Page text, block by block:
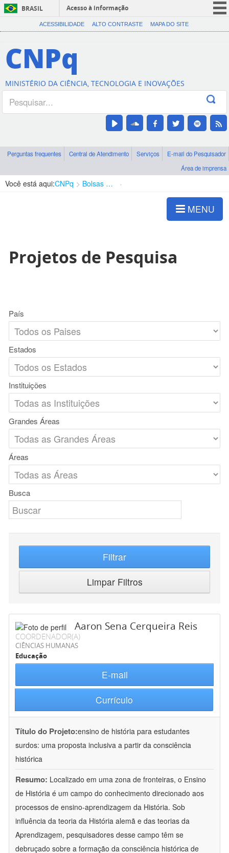
BRASIL
Acesso à informação
CORONAVÍRUS (COVID-19)
Canais
ACESSIBILIDADE ALTO CONTRASTE MAPA DO SITE
CNPq
MINISTÉRIO DA CIÊNCIA, TECNOLOGIA E INOVAÇÕES
Perguntas frequentes Central de Atendimento Serviços
E-mail do Pesquisador
Área de imprensa
Você está aqui:CNPq Bolsas e Auxílios Vigentes
MENU
Projetos de Pesquisa
País
Estados
Instituições
Grandes Áreas
Áreas
Busca
Filtrar
Limpar Filtros
Aaron Sena Cerqueira Reis
COORDENADOR(A)
CIÊNCIAS HUMANAS
Educação
E-mail
Currículo
Título do Projeto:ensino de história para estudantes
surdos: uma proposta inclusiva a partir da consciência
histórica
Resumo: Localizado em uma zona de fronteiras, o Ensino
de História é um campo do conhecimento direcionado aos
processos de ensino-aprendizagem da História. Sob
influência da teoria da História alemã e das teorias da
Aprendizagem, pesquisadores desse campo têm se
debruçado sobre a formação da consciência histórica de